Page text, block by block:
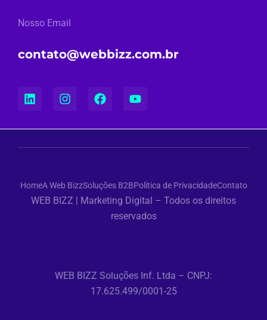
Nosso Email
contato@webbizz.com.br
HomeA Web BizzSoluções B2BPolítica de PrivacidadeContato
WEB BIZZ | Marketing Digital – Todos os direitos
reservados
WEB BIZZ Soluções Inf. Ltda – CNPJ:
17.625.499/0001-25